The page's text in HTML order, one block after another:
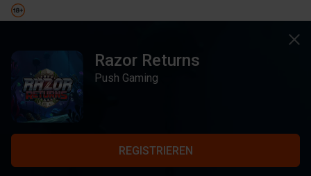
Razor Returns
Push Gaming
REGISTRIEREN